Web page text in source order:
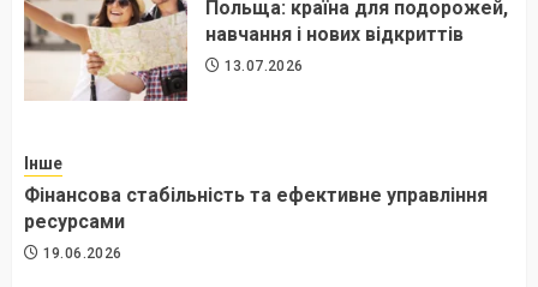
Польща: країна для подорожей,
навчання і нових відкриттів
13.07.2026
Інше
Фінансова стабільність та ефективне управління
ресурсами
19.06.2026